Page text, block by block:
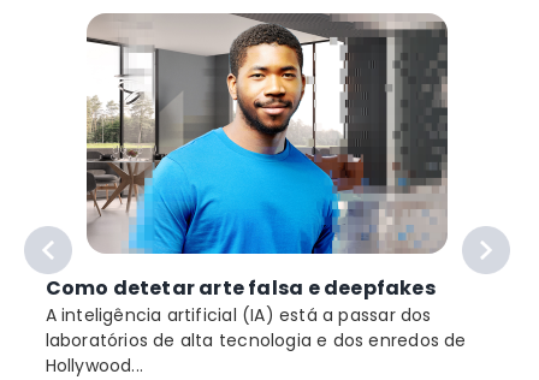
Como detetar arte falsa e deepfakes
A inteligência artificial (IA) está a passar dos
laboratórios de alta tecnologia e dos enredos de
Hollywood...